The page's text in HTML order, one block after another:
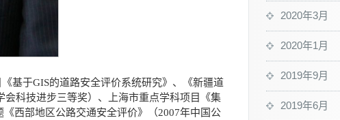
基于GIS的道路安全评价系统研究》、《新疆道
科技进步三等奖）、上海市重点学科项目《集
西部地区公路交通安全评价》（2007年中国公
2020年3月
2020年1月
2019年9月
2019年6月